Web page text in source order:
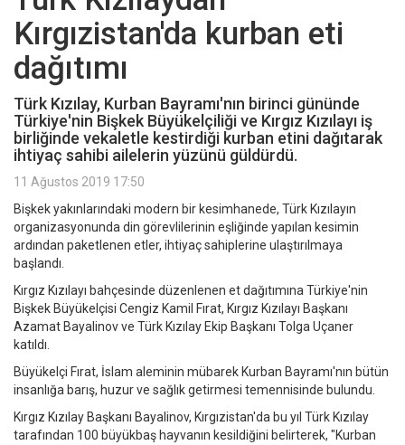
Kırgızistan'da kurban eti
dağıtımı
Türk Kızılay, Kurban Bayramı'nın birinci gününde
Türkiye'nin Bişkek Büyükelçiliği ve Kırgız Kızılayı iş
birliğinde vekaletle kestirdiği kurban etini dağıtarak
ihtiyaç sahibi ailelerin yüzünü güldürdü.
11 Ağustos 2019 17:50
Bişkek yakınlarındaki modern bir kesimhanede, Türk Kızılayın
organizasyonunda din görevlilerinin eşliğinde yapılan kesimin
ardından paketlenen etler, ihtiyaç sahiplerine ulaştırılmaya
başlandı.
Kırgız Kızılayı bahçesinde düzenlenen et dağıtımına Türkiye'nin
Bişkek Büyükelçisi Cengiz Kamil Fırat, Kırgız Kızılayı Başkanı
Azamat Bayalinov ve Türk Kızılay Ekip Başkanı Tolga Uçaner
katıldı.
Büyükelçi Fırat, İslam aleminin mübarek Kurban Bayramı'nın bütün
insanlığa barış, huzur ve sağlık getirmesi temennisinde bulundu.
Kırgız Kızılay Başkanı Bayalinov, Kırgızistan'da bu yıl Türk Kızılay
tarafından 100 büyükbaş hayvanın kesildiğini belirterek, "Kurban